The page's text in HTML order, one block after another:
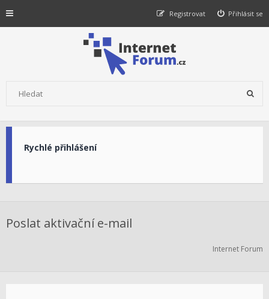
Přihlásit se
Registrovat
Rychlé přihlášení
Poslat aktivační e-mail
Internet Forum